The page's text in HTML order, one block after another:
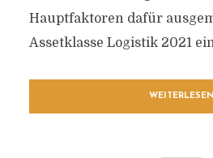
Hauptfaktoren dafür
Assetklasse Logistik 2021
WEITERLESEN